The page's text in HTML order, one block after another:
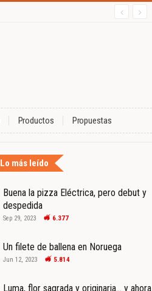
Productos Propuestas
Lo más leído
Buena la pizza Eléctrica, pero debut y
despedida
Sep 29, 2023 6.377
Un filete de ballena en Noruega
Jun 12, 2023 5.814
Luma, flor sagrada y originaria… y ahora